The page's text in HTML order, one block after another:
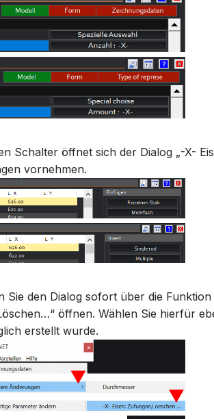
Schalter öffnet sich der Dialog „-X-
vornehmen.
Sie den Dialog sofort über die
öffnen. Wählen Sie hierfür
erstellt wurde.